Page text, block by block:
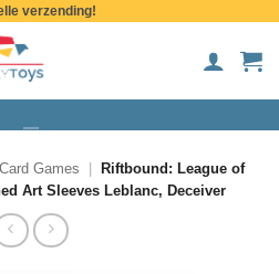
verzending!
Games
Riftbound: League of
Art Sleeves Leblanc, Deceiver